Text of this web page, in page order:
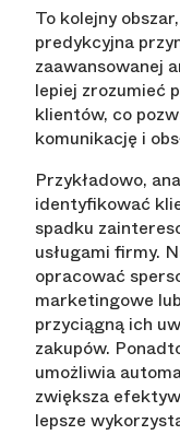
To kolejny
predykcyjna
zaawansowanej
lepiej zrozumieć
klientów, co
komunikację i
Przykładowo,
identyfikować
spadku
usługami firmy.
opracować
marketingowe
przyciągną ich
zakupów.
umożliwia
zwiększa
lepsze